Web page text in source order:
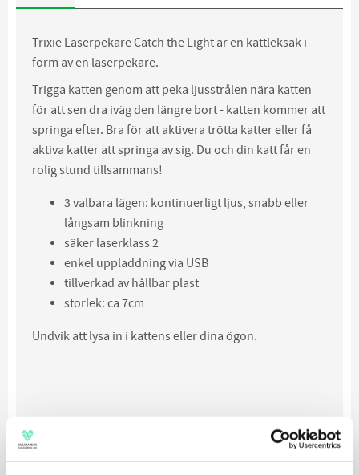
Trixie Laserpekare Catch the Light är en kattleksak i
form av en laserpekare.
Trigga katten genom att peka ljusstrålen nära katten
för att sen dra iväg den längre bort - katten kommer att
springa efter. Bra för att aktivera trötta katter eller få
aktiva katter att springa av sig. Du och din katt får en
rolig stund tillsammans!
3 valbara lägen: kontinuerligt ljus, snabb eller
långsam blinkning
säker laserklass 2
enkel uppladdning via USB
tillverkad av hållbar plast
storlek: ca 7cm
Undvik att lysa in i kattens eller dina ögon.
Relaterade produkter